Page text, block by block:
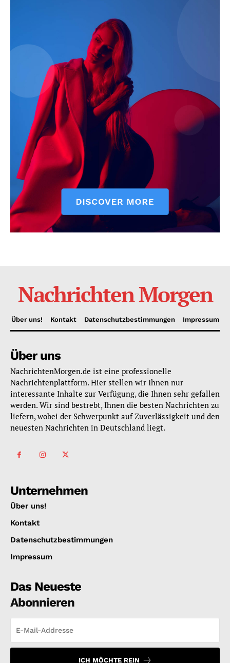
Nachrichten Morgen
Über uns! Kontakt Datenschutzbestimmungen Impressum
Über uns
NachrichtenMorgen.de ist eine professionelle
Nachrichtenplattform. Hier stellen wir Ihnen nur
interessante Inhalte zur Verfügung, die Ihnen sehr gefallen
werden. Wir sind bestrebt, Ihnen die besten Nachrichten zu
liefern, wobei der Schwerpunkt auf Zuverlässigkeit und den
neuesten Nachrichten in Deutschland liegt.
Unternehmen
Über uns!
Kontakt
Datenschutzbestimmungen
Impressum
Das Neueste
Abonnieren
ICH MÖCHTE REIN